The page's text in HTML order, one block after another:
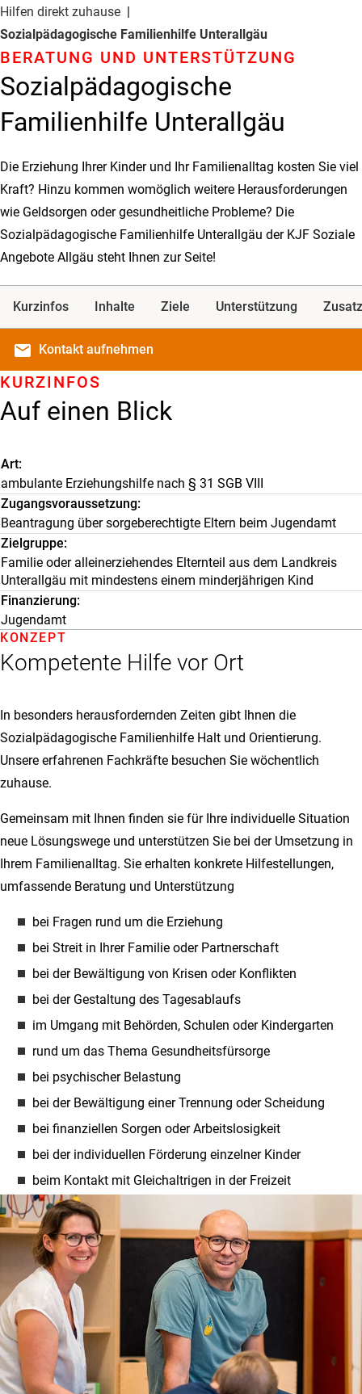
Hilfen direkt zuhause
Sozial­pädago­gische Familienhilfe Unterallgäu
Sozial­pädago­gische
Familienhilfe Unterallgäu
BERATUNG UND UNTER­STÜTZUNG
Die Erziehung Ihrer Kinder und Ihr Familienalltag kosten Sie viel
Kraft? Hinzu kommen womöglich weitere Herausforderungen
wie Geldsorgen oder gesundheitliche Probleme? Die
Sozialpädagogische Familienhilfe Unterallgäu der KJF Soziale
Angebote Allgäu steht Ihnen zur Seite!
Kurzinfos Inhalte Ziele Unterstützung
email Kontakt aufnehmen
Auf einen Blick
KURZINFOS
Art
ambulante Erziehungshilfe nach § 31 SGB VIII
Zugangsvoraussetzung
Beantragung über sorgeberechtigte Eltern beim Jugendamt
Zielgruppe
Familie oder alleinerziehendes Elternteil aus dem Landkreis
Unterallgäu mit mindestens einem minderjährigen Kind
Finanzierung
Jugendamt
Kompetente Hilfe vor Ort
KONZEPT
In besonders herausfordernden Zeiten gibt Ihnen die
Sozialpädagogische Familienhilfe Halt und Orientierung.
Unsere erfahrenen Fachkräfte besuchen Sie wöchentlich
zuhause.
Gemeinsam mit Ihnen finden sie für Ihre individuelle Situation
neue Lösungswege und unterstützen Sie bei der Umsetzung in
Ihrem Familienalltag. Sie erhalten konkrete Hilfestellungen,
umfassende Beratung und Unterstützung
bei Fragen rund um die Erziehung
bei Streit in Ihrer Familie oder Partnerschaft
bei der Bewältigung von Krisen oder Konflikten
bei der Gestaltung des Tagesablaufs
im Umgang mit Behörden, Schulen oder Kindergarten
rund um das Thema Gesundheitsfürsorge
bei psychischer Belastung
bei der Bewältigung einer Trennung oder Scheidung
bei finanziellen Sorgen oder Arbeitslosigkeit
bei der individuellen Förderung einzelner Kinder
beim Kontakt mit Gleichaltrigen in der Freizeit